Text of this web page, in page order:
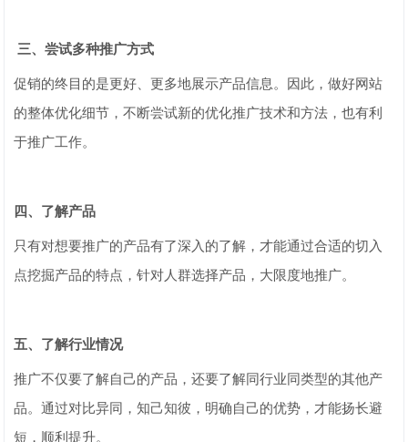
三、尝试多种推广方式
促销的终目的是更好、更多地展示产品信息。因此，做好网站
的整体优化细节，不断尝试新的优化推广技术和方法，也有利
于推广工作。
四、了解产品
只有对想要推广的产品有了深入的了解，才能通过合适的切入
点挖掘产品的特点，针对人群选择产品，大限度地推广。
五、了解行业情况
推广不仅要了解自己的产品，还要了解同行业同类型的其他产
品。通过对比异同，知己知彼，明确自己的优势，才能扬长避
短，顺利提升。